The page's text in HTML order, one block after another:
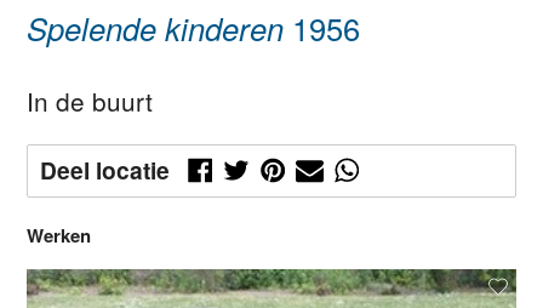
Spelende kinderen 1956
In de buurt
Deel locatie
Werken